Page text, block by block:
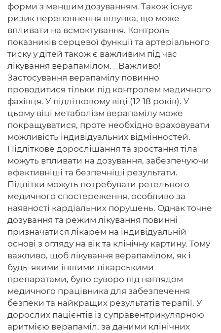
форми з меншим дозуванням. Також існує
ризик переповнення шлунка, що може
впливати на всмоктування. Контроль
показників серцевої функції та артеріального
тиску у дітей також є важливим під час
лікування верапамілом. _Важливо!
Застосування верапамілу повинно
проводитися тільки під контролем медичного
фахівця. У підлітковому віці (12 18 років). У
цьому віці метаболізм верапамілу може
покращуватися, проте необхідно враховувати
можливість індивідуальних відмінностей.
Підліткове дорослішання та зростання тіла
можуть впливати на дозування, забезпечуючи
ефективніші та безпечніші результати.
Підлітки можуть потребувати ретельного
медичного спостереження, особливо за
наявності кардіальних порушень. Однак точне
дозування та режим лікування повинні
призначатися лікарем на індивідуальній
основі з огляду на вік та клінічну картину. Тому
важливо, щоб лікування верапамілом, як і
будь-якими іншими лікарськими
препаратами, було суворо під наглядом
медичного працівника для забезпечення
безпеки та найкращих результатів терапії. У
дорослих пацієнтів із суправентрикулярною
аритмією верапаміл, за даними клінічних